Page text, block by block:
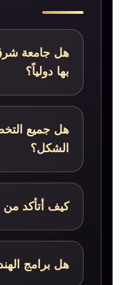
هل جامعة
بها دولياً؟
هل جميع
الشكل؟
كيف أتأكد من
هل برامج